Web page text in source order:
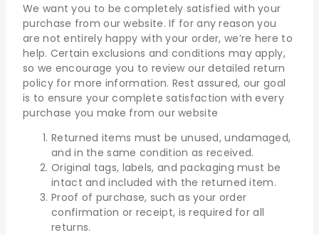
We want you to be completely satisfied with your
purchase from our website. If for any reason you
are not entirely happy with your order, we’re here to
help. Certain exclusions and conditions may apply,
so we encourage you to review our detailed return
policy for more information. Rest assured, our goal
is to ensure your complete satisfaction with every
purchase you make from our website
Returned items must be unused, undamaged,
and in the same condition as received.
Original tags, labels, and packaging must be
intact and included with the returned item.
Proof of purchase, such as your order
confirmation or receipt, is required for all
returns.